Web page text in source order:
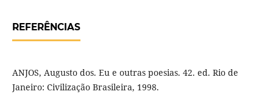
REFERÊNCIAS
ANJOS, Augusto dos. Eu e outras poesias. 42. ed. Rio de
Janeiro: Civilização Brasileira, 1998.